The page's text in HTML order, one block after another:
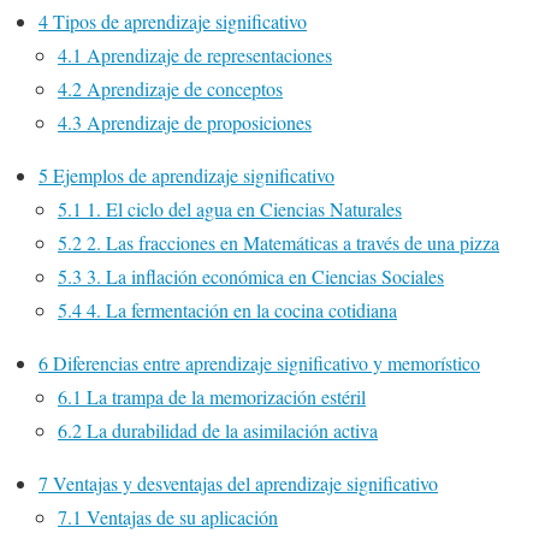
4Tipos de aprendizaje significativo
4.1 Aprendizaje de representaciones
4.2 Aprendizaje de conceptos
4.3 Aprendizaje de proposiciones
5 Ejemplos de aprendizaje significativo
5.1 1. El ciclo del agua en Ciencias Naturales
5.22. Las fracciones en Matemáticas a través de una pizza
5.3 3. La inflación económica en Ciencias Sociales
5.44. La fermentación en la cocina cotidiana
6Diferencias entre aprendizaje significativo y memorístico
6.1 La trampa de la memorización estéril
6.2La durabilidad de la asimilación activa
7 Ventajas y desventajas del aprendizaje significativo
7.1 Ventajas de su aplicación